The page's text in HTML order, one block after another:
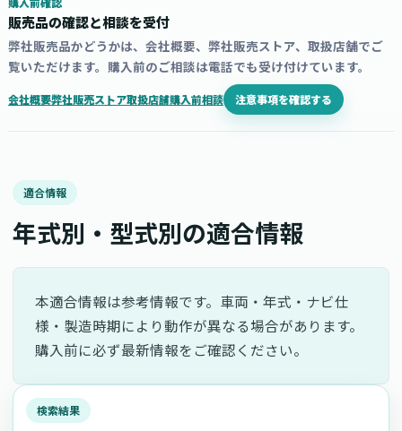
販売品の確認と相談を受付
弊社販売品かどうかは、会社概要、弊社販売ストア、取扱店舗でご
覧いただけます。購入前のご相談は電話でも受け付けています。
会社概要弊社販売ストア取扱店舗購入前相談 注意事項を確認する
適合情報
年式別・型式別の適合情報
本適合情報は参考情報です。車両・年式・ナビ仕
様・製造時期により動作が異なる場合があります。
購入前に必ず最新情報をご確認ください。
検索結果